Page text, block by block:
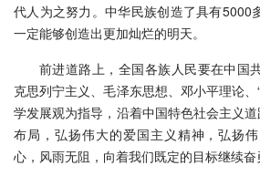
代人为之努力。中华民族创造了具有5000
一定能够创造出更加灿烂的明天。
前进道路上，全国各族人民要在中国
克思列宁主义、毛泽东思想、邓小平理论
学发展观为指导，沿着中国特色社会主义
布局，弘扬伟大的爱国主义精神，弘扬
心，风雨无阻，向着我们既定的目标继续奋